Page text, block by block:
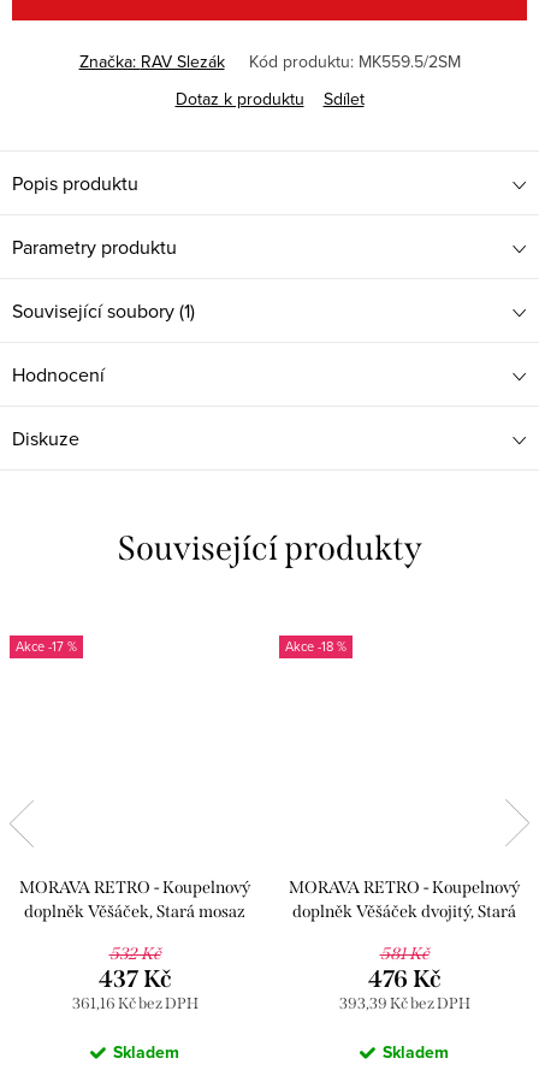
Značka: RAV Slezák Kód produktu: MK559.5/2SM
Dotaz k produktu
Sdílet
Popis produktu
Parametry produktu
Související soubory (1)
Hodnocení
Diskuze
Související produkty
-17 %
MORAVA RETRO - Koupelnový
doplněk Věšáček, Stará mosaz
Slezák
532 Kč
361,16 Kč bez DPH
437 Kč
Skladem
-18 %
MORAVA RETRO - Koupelnový
doplněk Věšáček dvojitý, Stará
Slezák
581 Kč
393,39 Kč bez DPH
476 Kč
Skladem